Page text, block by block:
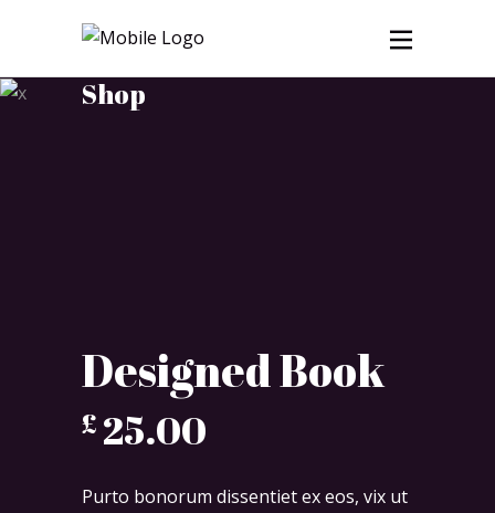
Shop
Designed Book
£ 25.00
Purto bonorum dissentiet ex eos, vix ut